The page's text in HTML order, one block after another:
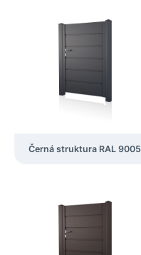
Černá struktura RAL 9005